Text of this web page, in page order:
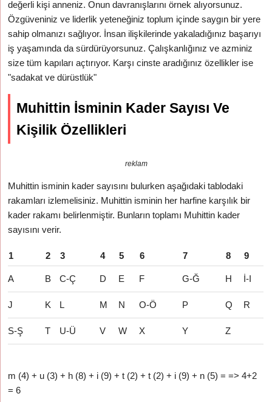
değerli kişi anneniz. Onun davranışlarını örnek alıyorsunuz.
Özgüveniniz ve liderlik yeteneğiniz toplum içinde saygın bir yere
sahip olmanızı sağlıyor. İnsan ilişkilerinde yakaladığınız başarıyı
iş yaşamında da sürdürüyorsunuz. Çalışkanlığınız ve azminiz
size tüm kapıları açtırıyor. Karşı cinste aradığınız özellikler ise
"sadakat ve dürüstlük"
Muhittin İsminin Kader Sayısı Ve
Kişilik Özellikleri
reklam
Muhittin isminin kader sayısını bulurken aşağıdaki tablodaki
rakamları izlemelisiniz. Muhittin isminin her harfine karşılık bir
kader rakamı belirlenmiştir. Bunların toplamı Muhittin kader
sayısını verir.
1 2 3 4 5 6 7 8 9
A B C-Ç D E F G-Ğ H İ-I
J K L M N O-Ö P Q R
S-Ş T U-Ü V W X Y Z
m (4) + u (3) + h (8) + i (9) + t (2) + t (2) + i (9) + n (5) = => 4+2
= 6